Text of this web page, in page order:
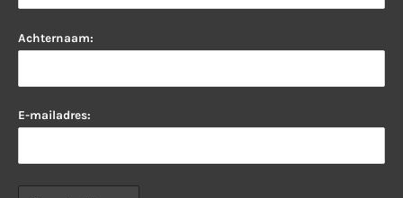
Achternaam:
E-mailadres: